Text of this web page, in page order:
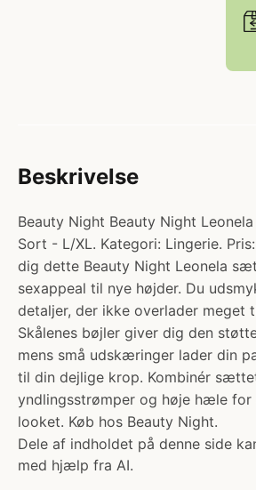
Beskrivelse
Beauty Night Beauty Night
Sort - L/XL. Kategori: Lingerie.
dig dette Beauty Night Leonela
sexappeal til nye højder. Du
detaljer, der ikke overlader meget
Skålenes bøjler giver dig den
mens små udskæringer lader din
til din dejlige krop. Kombinér
yndlingsstrømper og høje hæle for
looket. Køb hos Beauty Night.
Dele af indholdet på denne side
med hjælp fra AI.